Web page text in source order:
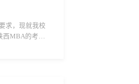
求，现就我校
西MBA的考